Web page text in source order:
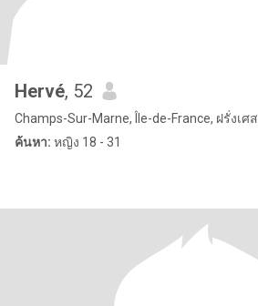
Hervé, 52
Champs-Sur-Marne, Île-de-France, ฝรั่งเศส
ค้นหา: หญิง 18 - 31